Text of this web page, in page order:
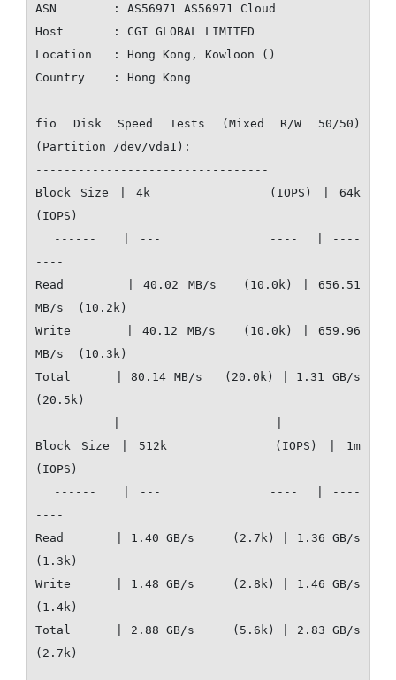
ASN        : AS56971 AS56971 Cloud
Host       : CGI GLOBAL LIMITED
Location   : Hong Kong, Kowloon ()
Country    : Hong Kong
fio Disk Speed Tests (Mixed R/W 50/50)
(Partition /dev/vda1):
---------------------------------
Block Size | 4k            (IOPS) | 64k
(IOPS)
----
Read       | 40.02 MB/s   (10.0k) | 656.51
MB/s  (10.2k)
Write      | 40.12 MB/s   (10.0k) | 659.96
MB/s  (10.3k)
Total      | 80.14 MB/s   (20.0k) | 1.31 GB/s
(20.5k)
Block Size | 512k          (IOPS) | 1m
(IOPS)
----
Read       | 1.40 GB/s     (2.7k) | 1.36 GB/s
(1.3k)
Write      | 1.48 GB/s     (2.8k) | 1.46 GB/s
(1.4k)
Total      | 2.88 GB/s     (5.6k) | 2.83 GB/s
(2.7k)